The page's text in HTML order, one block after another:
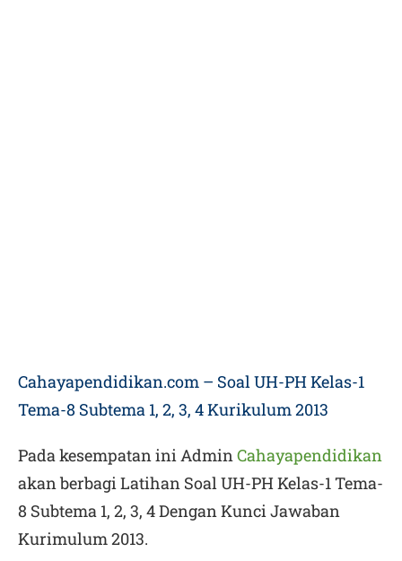
Cahayapendidikan.com – Soal UH-PH Kelas-1
Tema-8 Subtema 1, 2, 3, 4 Kurikulum 2013
Pada kesempatan ini AdminCahayapendidikan
akan berbagiLatihan Soal UH-PH Kelas-1 Tema-
8 Subtema 1, 2, 3, 4 Dengan Kunci Jawaban
Kurimulum 2013.